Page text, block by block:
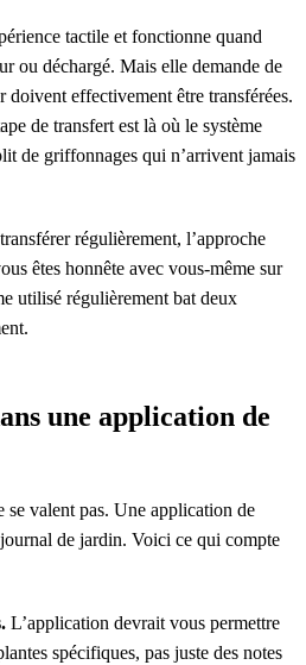
tactile et fonctionne quand
ou déchargé. Mais elle demande de
doivent effectivement être transférées.
de transfert est là où le système
de griffonnages qui n’arrivent jamais
régulièrement, l’approche
êtes honnête avec vous-même sur
utilisé régulièrement bat deux
une application de
se valent pas. Une application de
de jardin. Voici ce qui compte
L’application devrait vous permettre
spécifiques, pas juste des notes